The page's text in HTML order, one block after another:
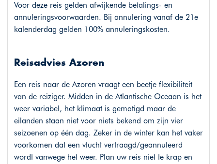
Voor deze reis gelden afwijkende betalings- en
annuleringsvoorwaarden. Bij annulering vanaf de 21e
kalenderdag gelden 100% annuleringskosten.
Reisadvies Azoren
Een reis naar de Azoren vraagt een beetje flexibiliteit
van de reiziger. Midden in de Atlantische Oceaan is het
weer variabel, het klimaat is gematigd maar de
eilanden staan niet voor niets bekend om zijn vier
seizoenen op één dag. Zeker in de winter kan het vaker
voorkomen dat een vlucht vertraagd/geannuleerd
wordt vanwege het weer. Plan uw reis niet te krap en